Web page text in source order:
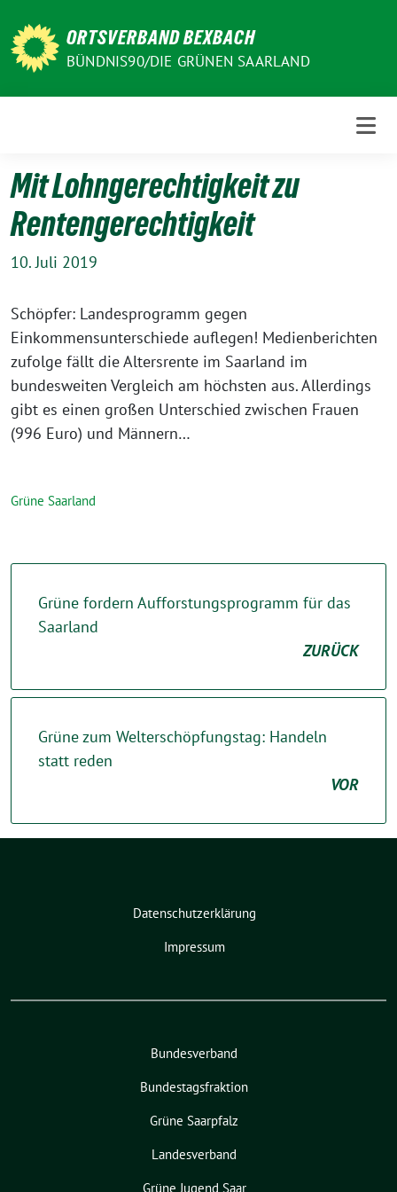
zum
Inhalt
ORTSVERBAND BEXBACH
BÜNDNIS90/DIE GRÜNEN SAARLAND
Mit Lohngerechtigkeit zu
Rentengerechtigkeit
10. Juli 2019
Schöpfer: Landesprogramm gegen
Einkommensunterschiede auflegen! Medienberichten
zufolge fällt die Altersrente im Saarland im
bundesweiten Vergleich am höchsten aus. Allerdings
gibt es einen großen Unterschied zwischen Frauen
(996 Euro) und Männern…
Grüne Saarland
Grüne fordern Aufforstungsprogramm für das
Saarland
ZURÜCK
Grüne zum Welterschöpfungstag: Handeln
statt reden
VOR
Datenschutzerklärung
Impressum
Bundesverband
Bundestagsfraktion
Grüne Saarpfalz
Landesverband
Grüne Jugend Saar